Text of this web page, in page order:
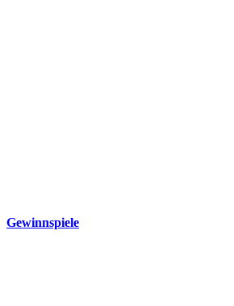
Gewinnspiele